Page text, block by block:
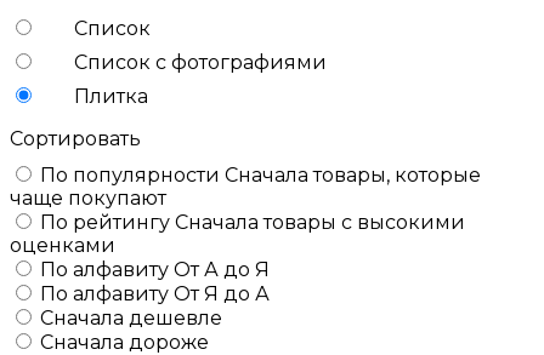
Список
Список с фотографиями
Плитка
Сортировать
По популярности Сначала товары, которые
чаще покупают
По рейтингу Сначала товары с высокими
оценками
По алфавиту От А до Я
По алфавиту От Я до А
Сначала дешевле
Сначала дороже